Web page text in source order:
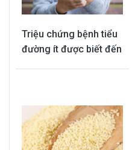
Triệu chứng bệnh tiểu
đường ít được biết đến